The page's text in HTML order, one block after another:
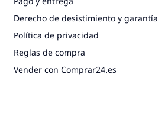
Derecho de desistimiento y garantía
Política de privacidad
Reglas de compra
Vender con Comprar24.es